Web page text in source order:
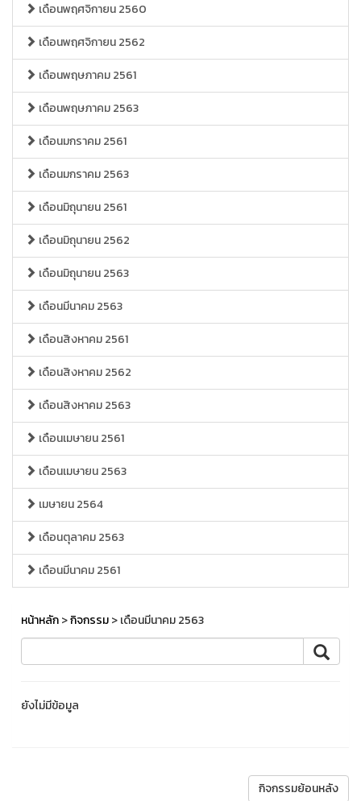
เดือนพฤศจิกายน 2560
เดือนพฤศจิกายน 2562
เดือนพฤษภาคม 2561
เดือนพฤษภาคม 2563
เดือนมกราคม 2561
เดือนมกราคม 2563
เดือนมิถุนายน 2561
เดือนมิถุนายน 2562
เดือนมิถุนายน 2563
เดือนมีนาคม 2563
เดือนสิงหาคม 2561
เดือนสิงหาคม 2562
เดือนสิงหาคม 2563
เดือนเมษายน 2561
เดือนเมษายน 2563
เมษายน 2564
เดือนตุลาคม 2563
เดือนมีนาคม 2561
หน้าหลัก>กิจกรรม> เดือนมีนาคม 2563
ยังไม่มีข้อมูล
กิจกรรมย้อนหลัง